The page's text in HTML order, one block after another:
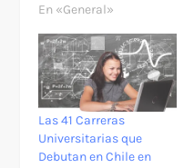
En «General»
Las 41 Carreras
Universitarias que
Debutan en Chile en